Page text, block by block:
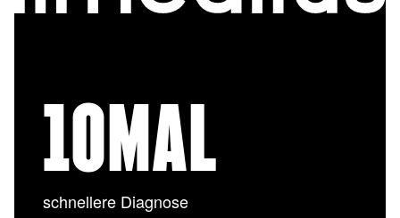
10MAL
schnellere Diagnose